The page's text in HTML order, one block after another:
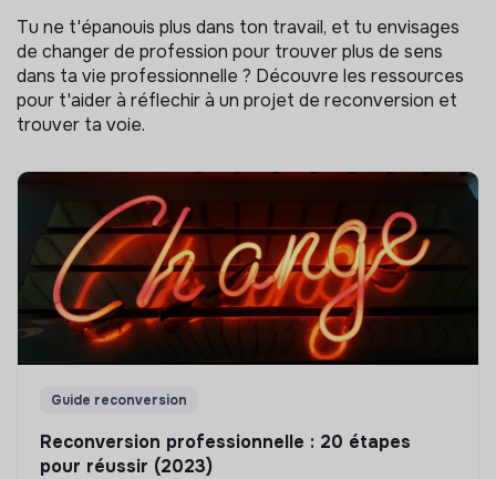
Tu ne t'épanouis plus dans ton travail, et tu envisages
de changer de profession pour trouver plus de sens
dans ta vie professionnelle ? Découvre les ressources
pour t'aider à réflechir à un projet de reconversion et
trouver ta voie.
Guide reconversion
Reconversion professionnelle : 20 étapes
pour réussir (2023)